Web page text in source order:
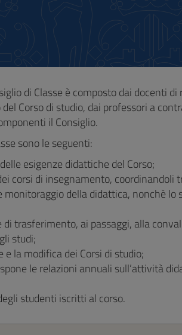
di Classe è composto dai docenti
Corso di studio, dai professori a
il Consiglio.
sono le seguenti:
esigenze didattiche del Corso;
corsi di insegnamento, coordinandoli
della didattica, nonchè lo
trasferimento, ai passaggi, alla
studi;
la modifica dei Corsi di studio;
le relazioni annuali sull’attività
studenti iscritti al corso.